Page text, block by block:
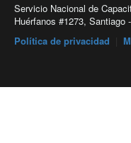
Servicio Nacional de
Huérfanos #1273,
Política de privacidad